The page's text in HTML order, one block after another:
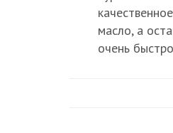
масло, а
очень